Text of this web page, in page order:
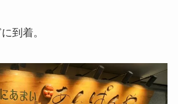
到着。